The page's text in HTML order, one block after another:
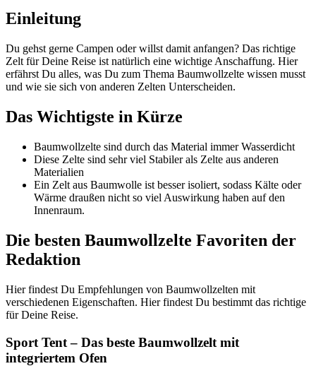
Einleitung
Du gehst gerne Campen oder willst damit anfangen? Das richtige
Zelt für Deine Reise ist natürlich eine wichtige Anschaffung. Hier
erfährst Du alles, was Du zum Thema Baumwollzelte wissen musst
und wie sie sich von anderen Zelten Unterscheiden.
Das Wichtigste in Kürze
Baumwollzelte sind durch das Material immer Wasserdicht
Diese Zelte sind sehr viel Stabiler als Zelte aus anderen
Materialien
Ein Zelt aus Baumwolle ist besser isoliert, sodass Kälte oder
Wärme draußen nicht so viel Auswirkung haben auf den
Innenraum.
Die besten Baumwollzelte Favoriten der
Redaktion
Hier findest Du Empfehlungen von Baumwollzelten mit
verschiedenen Eigenschaften. Hier findest Du bestimmt das richtige
für Deine Reise.
Sport Tent – Das beste Baumwollzelt mit
integriertem Ofen